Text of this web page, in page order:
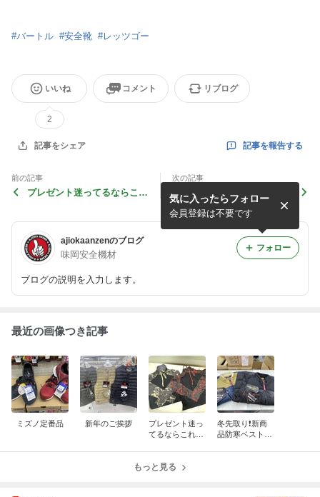
#バートル #安全靴 #レッツゴー
いいね
2
コメント リブログ
記事をシェア 記事を報告する
前の記事
プレゼント迷ってるならこれ
次の記事
冬先取り❗新商品防寒ベスト
入荷しました~
ajiokaanzenのブログ
味岡安全機材
ブログの説明を入力します。
気に入ったらフォロー
会員登録は不要です
フォロー
最近の画像つき記事
ミズノ定番品 新年のご挨拶
プレゼント迷っ
てるならこれに
冬先取り❗新商
品防寒ベスト入
もっと見る